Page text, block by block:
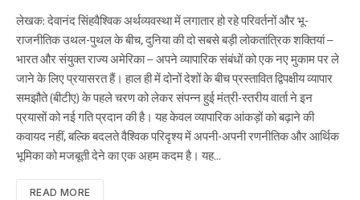
लेखक: देवानंद सिंहवैश्विक अर्थव्यवस्था में लगातार हो रहे परिवर्तनों और भू-
राजनीतिक उथल-पुथल के बीच, दुनिया की दो सबसे बड़ी लोकतांत्रिक शक्तियां –
भारत और संयुक्त राज्य अमेरिका – अपने व्यापारिक संबंधों को एक नए मुकाम पर ले
जाने के लिए प्रयासरत हैं। हाल ही में दोनों देशों के बीच प्रस्तावित द्विपक्षीय व्यापार
समझौते (बीटीए) के पहले चरण को लेकर संपन्न हुई मंत्री-स्तरीय वार्ता ने इन
प्रयासों को नई गति प्रदान की है। यह केवल व्यापारिक आंकड़ों को बढ़ाने की
कवायद नहीं, बल्कि बदलते वैश्विक परिदृश्य में अपनी-अपनी रणनीतिक और आर्थिक
भूमिका को मजबूती देने का एक अहम कदम है। यह…
READ MORE